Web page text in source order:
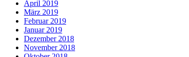
April 2019
März 2019
Februar 2019
Januar 2019
Dezember 2018
November 2018